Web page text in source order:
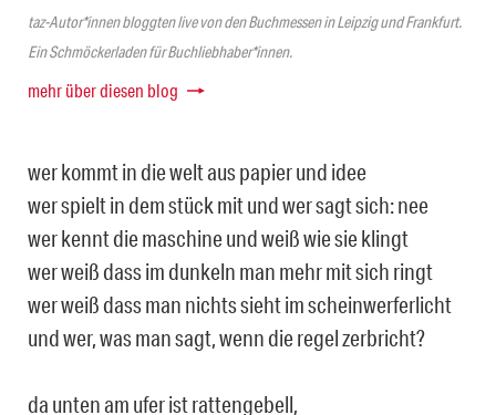
taz-Autor*innen bloggten live von den Buchmessen in Leipzig und Frankfurt.
Ein Schmöckerladen für Buchliebhaber*innen.
mehr über diesen blog
wer kommt in die welt aus papier und idee
wer spielt in dem stück mit und wer sagt sich: nee
wer kennt die maschine und weiß wie sie klingt
wer weiß dass im dunkeln man mehr mit sich ringt
wer weiß dass man nichts sieht im scheinwerferlicht
und wer, was man sagt, wenn die regel zerbricht?
da unten am ufer ist rattengebell,